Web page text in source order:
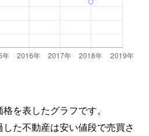
を表したグラフです。
た不動産は安い値段で売買さ